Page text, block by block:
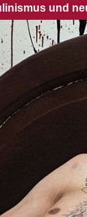
und